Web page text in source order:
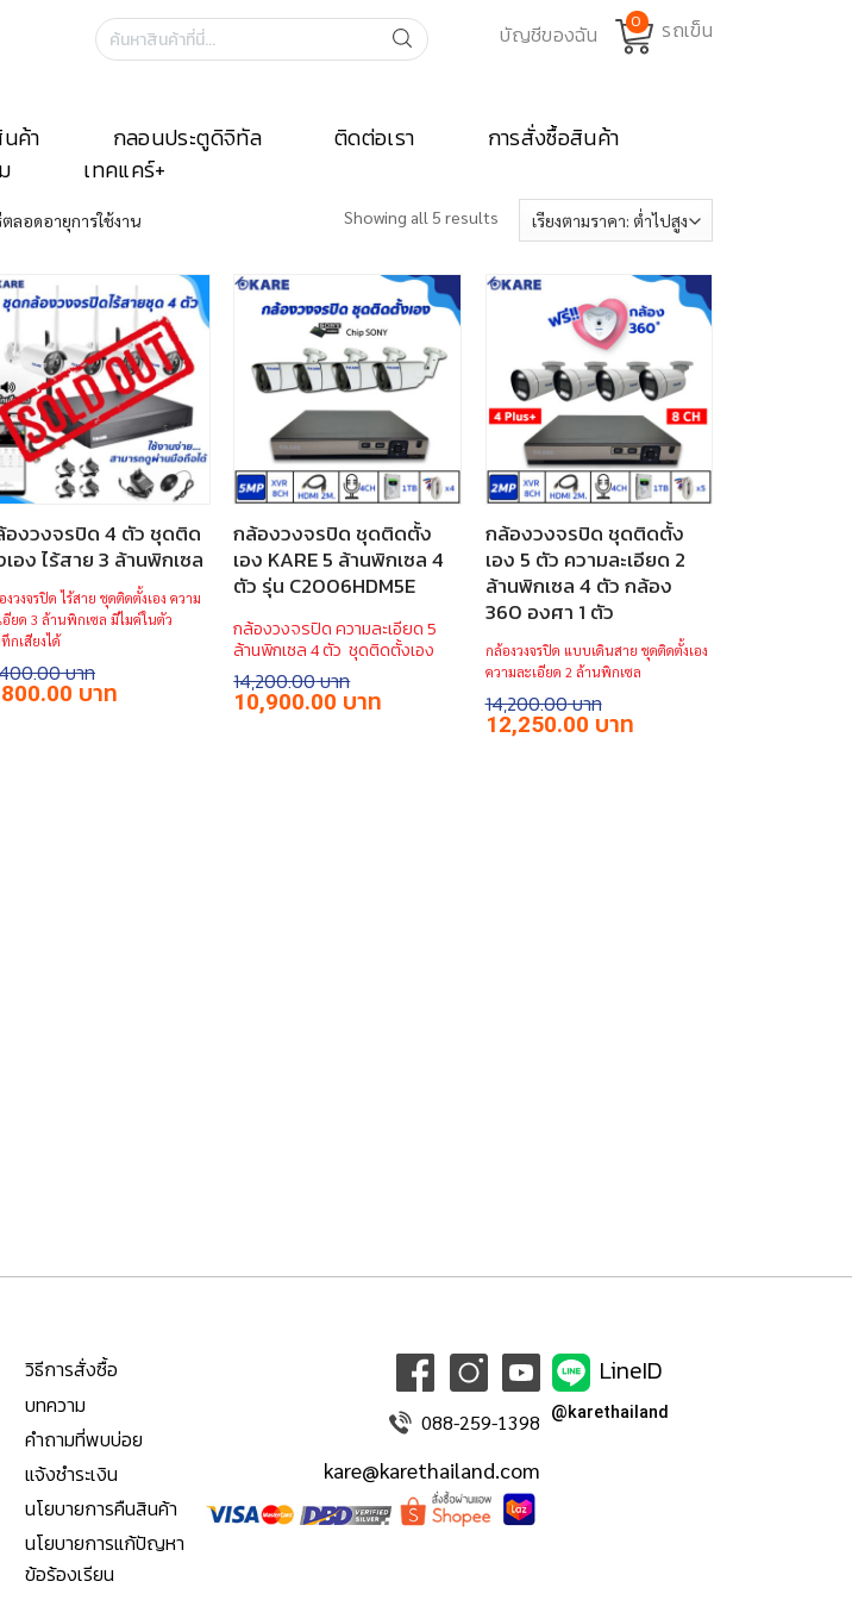
ค้นหา:
0
ค้า กลอนประตูดิจิทัล ติดต่อเรา
การสั่งซื้อสินค้า
เทคแคร์+
ลอดอายุการใช้งาน Showing all 5 results
องวงจรปิด 4 ตัว ชุดติด
อง ไร้สาย 3 ล้านพิกเซล
งวงจรปิด ไร้สาย ชุดติดตั้งเอง ความ
อียด 3 ล้านพิกเซล มีไมค์ในตัว
กเสียงได้
กล้องวงจรปิด ชุดติดตั้ง
เอง KARE 5 ล้านพิกเซล 4
ตัว รุ่น C2006HDM5E
14,200.00
Original
price
10,900.00
กล้องวงจรปิด ความละเอียด 5
ล้านพิกเซล 4 ตัว ชุดติดตั้งเอง
กล้องวงจรปิด ชุดติดตั้ง
เอง 5 ตัว ความละเอียด 2
ล้านพิกเซล 4 ตัว กล้อง
360 องศา 1 ตัว
14,200.00
Original
price
12,250.00 Current
price
กล้องวงจรปิด แบบเดินสาย ชุดติดตั้งเอง
ความละเอียด 2 ล้านพิกเซล
วิธีการสั่งซื้อ
บทความ
คำถามที่พบบ่อย
แจ้งชำระเงิน
นโยบายการคืนสินค้า
นโยบายการแก้ปัญหา
ข้อร้องเรียน
088-259-1398
kare@karethailand.com
LineID
@karethailand